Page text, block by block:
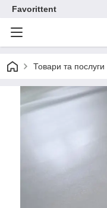
Favorittent
Товари та послуги